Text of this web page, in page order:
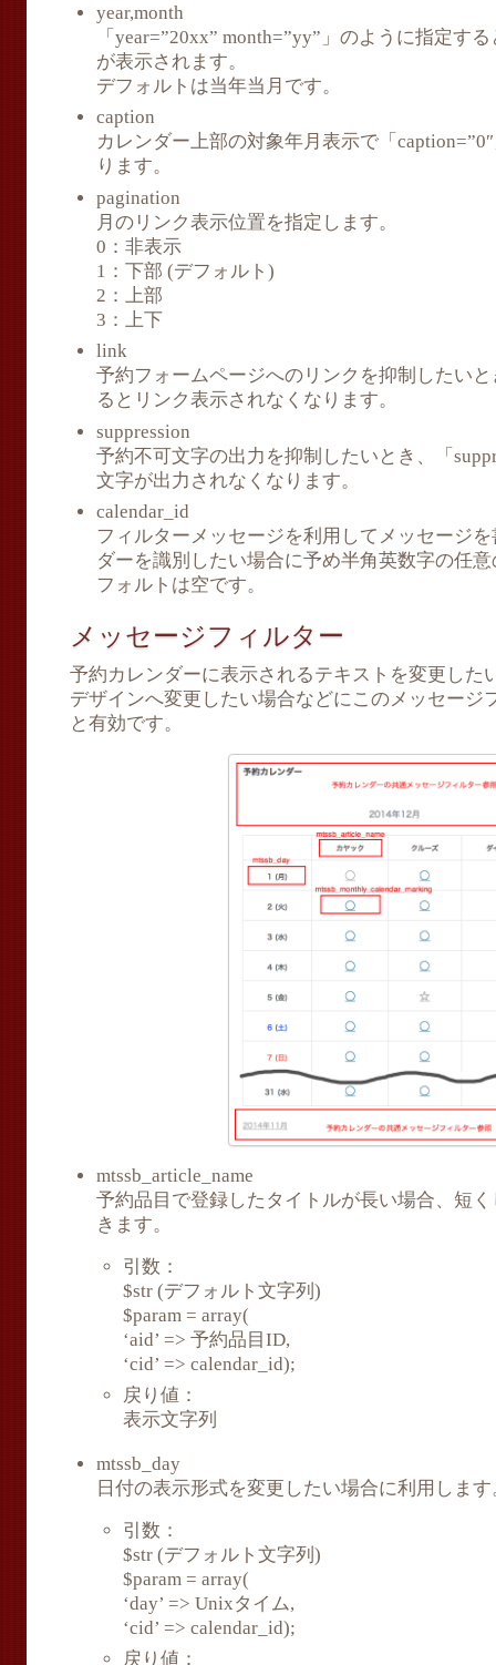
year,month
「year=”20xx” month=”yy”」のように指定す
が表示されます。
デフォルトは当年当月です。
caption
カレンダー上部の対象年月表示で「
ります。
pagination
月のリンク表示位置を指定します。
0：非表示
1：下部 (デフォルト)
2：上部
3：上下
link
予約フォームページへのリンクを抑制したい
るとリンク表示されなくなります。
suppression
予約不可文字の出力を抑制したいとき、「
文字が出力されなくなります。
calendar_id
フィルターメッセージを利用してメッセージ
ダーを識別したい場合に予め半角英数字の任
フォルトは空です。
メッセージフィルター
予約カレンダーに表示されるテキストを変更した
デザインへ変更したい場合などにこのメッセージ
と有効です。
mtssb_article_name
予約品目で登録したタイトルが長い場合、短
きます。
引数：
$str (デフォルト文字列)
$param = array(
‘aid’ => 予約品目ID,
‘cid’ => calendar_id);
戻り値：
表示文字列
mtssb_day
日付の表示形式を変更したい場合に利用します
引数：
$str (デフォルト文字列)
$param = array(
‘day’ => Unixタイム,
‘cid’ => calendar_id);
戻り値：